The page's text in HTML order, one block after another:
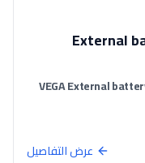
External
VEGA External
عرض التفاصيل